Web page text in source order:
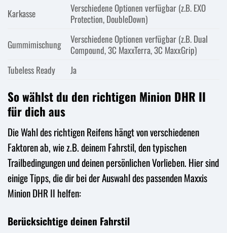
Karkasse
Verschiedene Optionen verfügbar (z.B. EXO
Protection, DoubleDown)
Gummimischung
Verschiedene Optionen verfügbar (z.B. Dual
Compound, 3C MaxxTerra, 3C MaxxGrip)
Tubeless Ready
Ja
So wählst du den richtigen Minion DHR II
für dich aus
Die Wahl des richtigen Reifens hängt von verschiedenen
Faktoren ab, wie z.B. deinem Fahrstil, den typischen
Trailbedingungen und deinen persönlichen Vorlieben. Hier sind
einige Tipps, die dir bei der Auswahl des passenden Maxxis
Minion DHR II helfen:
Berücksichtige deinen Fahrstil